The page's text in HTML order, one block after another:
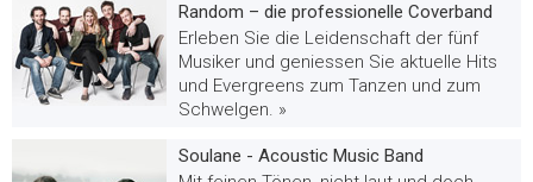
Random – die professionelle Coverband
Erleben Sie die Leidenschaft der fünf
Musiker und geniessen Sie aktuelle Hits
und Evergreens zum Tanzen und zum
Schwelgen. »
Soulane - Acoustic Music Band